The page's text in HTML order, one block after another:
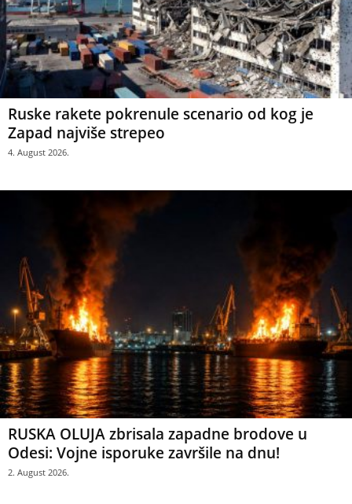
Ruske rakete pokrenule scenario od kog je
Zapad najviše strepeo
4. August 2026.
RUSKA OLUJA zbrisala zapadne brodove u
Odesi: Vojne isporuke završile na dnu!
2. August 2026.